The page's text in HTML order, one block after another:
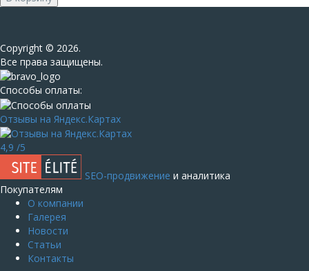
Сopyright © 2026.
Все права защищены.
Способы оплаты:
Отзывы на Яндекс.Картах
4,9 /5
SEO-продвижение и аналитика
Покупателям
О компании
Галерея
Новости
Статьи
Контакты